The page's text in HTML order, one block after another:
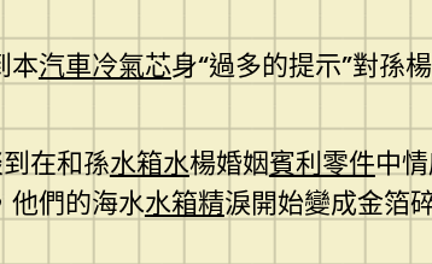
本汽車冷氣芯身“過多的提示”對孫
在和孫水箱水楊婚姻賓利零件中
他們的海水水箱精淚開始變成金箔